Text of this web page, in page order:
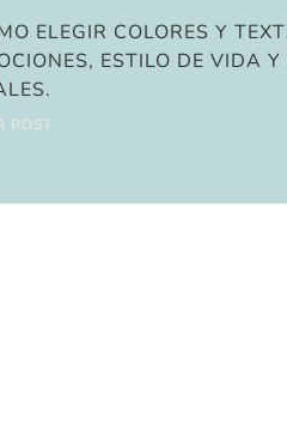
ELEGIR COLORES Y
ESTILO DE VIDA